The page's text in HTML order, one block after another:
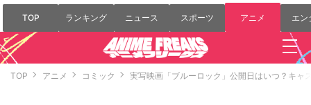
TOP ランキング ニュース スポーツ アニメ エン
TOP アニメ コミック 実写映画「ブルーロック」公開日はいつ？キャ